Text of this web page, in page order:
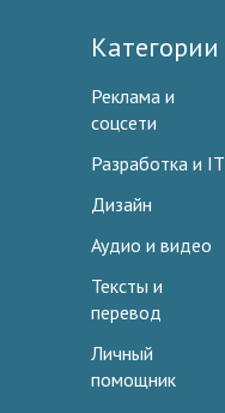
Категории
Реклама и
соцсети
Разработка и IT
Дизайн
Аудио и видео
Тексты и
перевод
Личный
помощник